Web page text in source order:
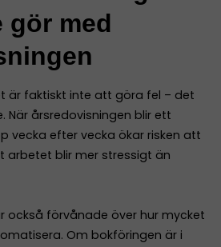
gör med
är faktiskt inte att göra fel – det
årsredovisningen blir ett
vecka efter vecka ökar risken att
arbetet blir mer stressigt än
också förvånade över hur mycket
Om bokföringen är i